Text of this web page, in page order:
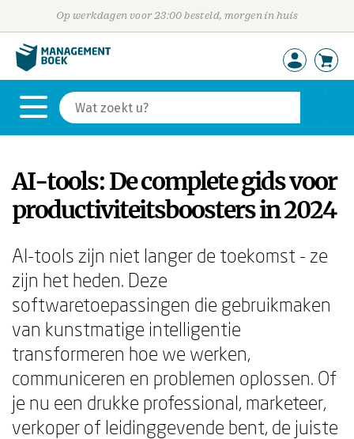
Op werkdagen voor 23:00 besteld, morgen in huis
AI-tools: De complete gids voor
productiviteitsboosters in 2024
AI-tools zijn niet langer de toekomst - ze
zijn het heden. Deze
softwaretoepassingen die gebruikmaken
van kunstmatige intelligentie
transformeren hoe we werken,
communiceren en problemen oplossen. Of
je nu een drukke professional, marketeer,
verkoper of leidinggevende bent, de juiste